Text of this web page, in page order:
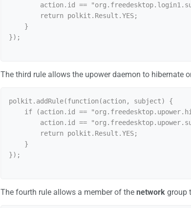
});
The third rule allows the upower daemon to hibernate
polkit.addRule(function(action, subject) {
});
The fourth rule allows a member of the network group